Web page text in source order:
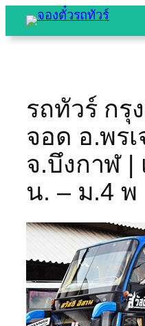
Skip
รถทัวร์ กรุ
จอด อ.พร
จ.บึงกาฬ |
น. – ม.4 พ